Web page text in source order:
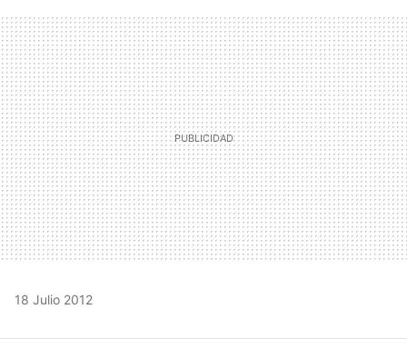
MAIL
18 Julio 2012